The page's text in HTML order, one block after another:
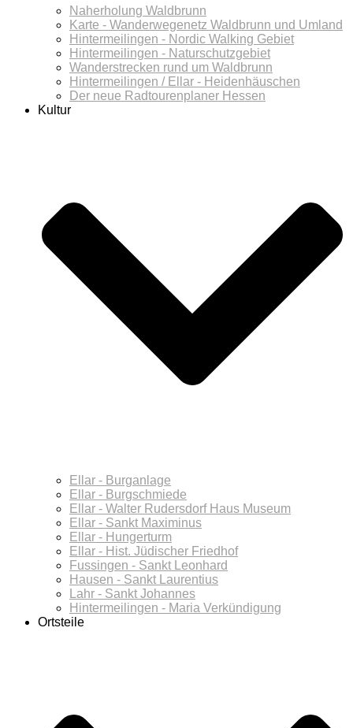
Naherholung Waldbrunn
Karte - Wanderwegenetz Waldbrunn und Umland
Hintermeilingen - Nordic Walking Gebiet
Hintermeilingen - Naturschutzgebiet
Wanderstrecken rund um Waldbrunn
Hintermeilingen / Ellar - Heidenhäuschen
Der neue Radtourenplaner Hessen
Kultur
Ellar - Burganlage
Ellar - Burgschmiede
Ellar - Walter Rudersdorf Haus Museum
Ellar - Sankt Maximinus
Ellar - Hungerturm
Ellar - Hist. Jüdischer Friedhof
Fussingen - Sankt Leonhard
Hausen - Sankt Laurentius
Lahr - Sankt Johannes
Hintermeilingen - Maria Verkündigung
Ortsteile